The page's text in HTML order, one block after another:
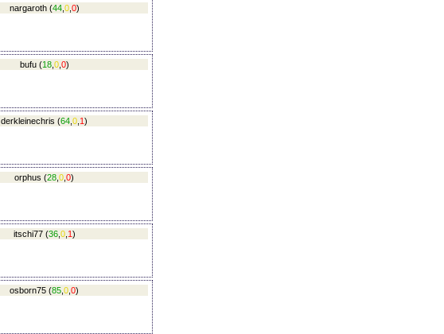
nargaroth (44, 0, 0)
bufu (18 0 0)
derkleinechris (64, 0, 1)
orphus (28 0 0)
itschi77 (36, 0, 1)
osborn75 (85, 0, 0)